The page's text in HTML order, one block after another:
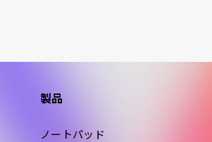
製品
ノートパッド